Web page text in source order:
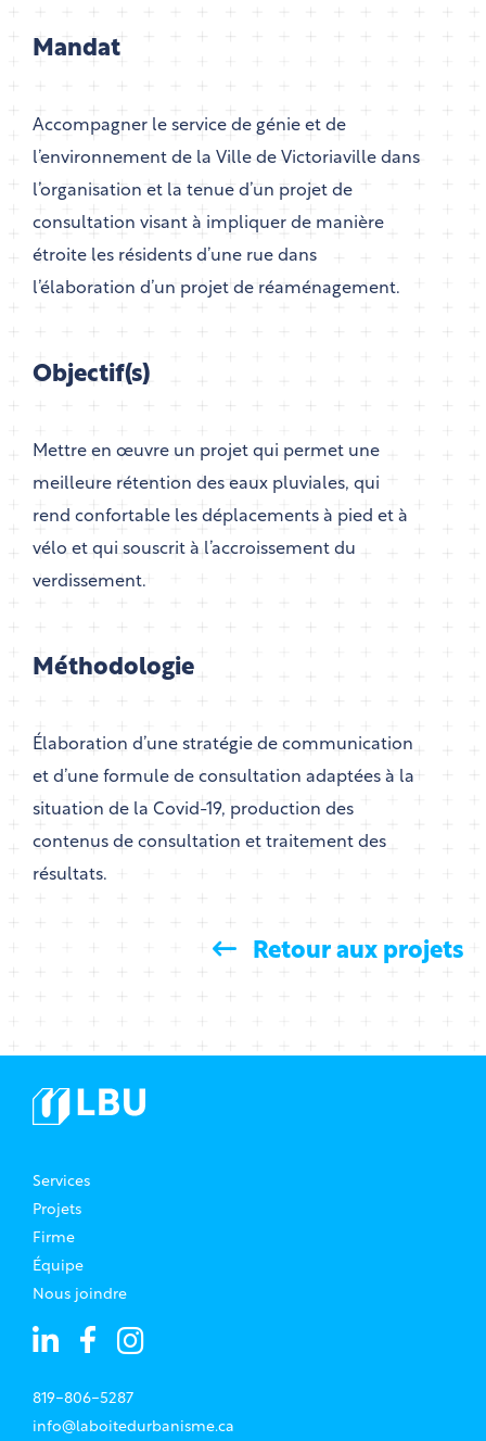
Mandat
Accompagner le service de génie et de
l’environnement de la Ville de Victoriaville dans
l’organisation et la tenue d’un projet de
consultation visant à impliquer de manière
étroite les résidents d’une rue dans
l’élaboration d’un projet de réaménagement.
Objectif(s)
Mettre en œuvre un projet qui permet une
meilleure rétention des eaux pluviales, qui
rend confortable les déplacements à pied et à
vélo et qui souscrit à l’accroissement du
verdissement.
Méthodologie
Élaboration d’une stratégie de communication
et d’une formule de consultation adaptées à la
situation de la Covid-19, production des
contenus de consultation et traitement des
résultats.
Retour aux projets
Services
Projets
Firme
Équipe
Nous joindre
819-806-5287
info@laboitedurbanisme.ca